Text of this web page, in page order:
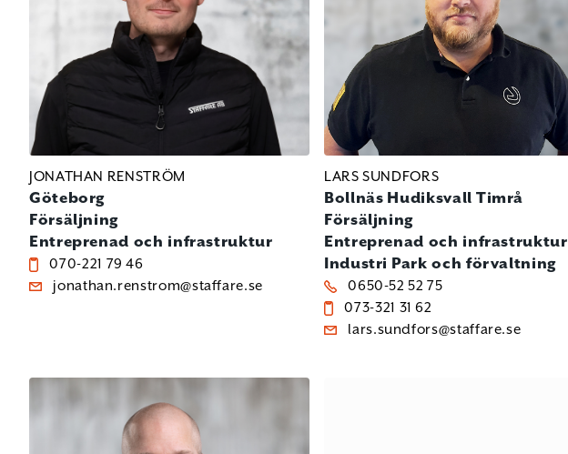
JONATHAN RENSTRÖM
Göteborg
Försäljning
Entreprenad och infrastruktur
070-221 79 46
jonathan.renstrom@staffare.se
LARS SUNDFORS
Bollnäs Hudiksvall Timrå
Försäljning
Entreprenad och infrastruktur
Industri Park och förvaltning
0650-52 52 75
073-321 31 62
lars.sundfors@staffare.se